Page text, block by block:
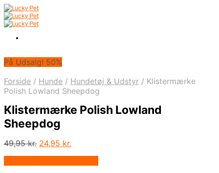
På Udsalg! 50%
Forside / Hunde / Hundetøj & Udstyr / Klistermærke
Polish Lowland Sheepdog
Klistermærke Polish Lowland
Sheepdog
49,95kr. Den
24,95 kr.